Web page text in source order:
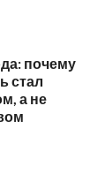
почему
стал
а не